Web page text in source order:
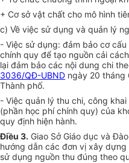
+ Cơ sở vật chất cho mô hình
c) Về việc sử dụng và quản lý
- Việc sử dụng: đảm bảo cơ
chính quy để tạo nguồn cải
lại đảm bảo các nội dung chi
3036/QĐ-UBND ngày 20 tháng
Thành phố.
- Việc quản lý thu chi, công
(phần học phí chính quy) của
quy định hiện hành.
Điều 3. Giao Sở Giáo dục và
hướng dẫn các đơn vị xây dựng
sử dụng nguồn thu đúng theo